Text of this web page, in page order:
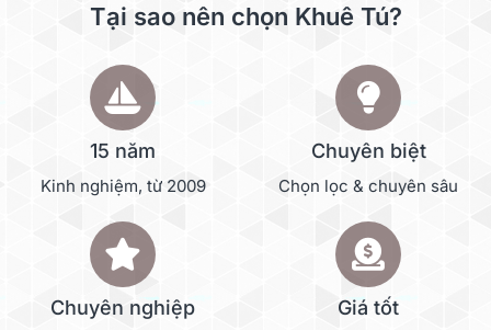
Tại sao nên chọn Khuê Tú?
15 năm
Kinh nghiệm, từ 2009
Chuyên biệt
Chọn lọc & chuyên sâu
Chuyên nghiệp Giá tốt